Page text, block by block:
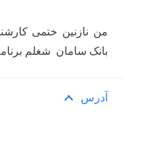
من نازنین ختمی
بانک سامان شغلم
آدرس